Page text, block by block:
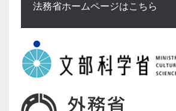
法務省ホームページはこちら